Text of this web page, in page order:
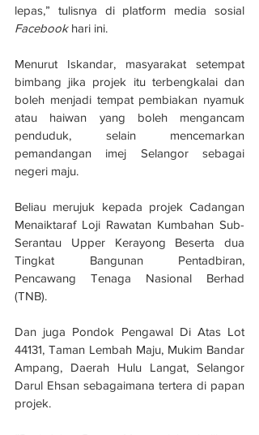
Facebook hari ini.
Menurut Iskandar, masyarakat setempat
bimbang jika projek itu terbengkalai dan
boleh menjadi tempat pembiakan nyamuk
atau haiwan yang boleh mengancam
penduduk, selain mencemarkan
pemandangan imej Selangor sebagai
negeri maju.
Beliau merujuk kepada projek Cadangan
Menaiktaraf Loji Rawatan Kumbahan Sub-
Serantau Upper Kerayong Beserta dua
Tingkat Bangunan Pentadbiran,
Pencawang Tenaga Nasional Berhad
(TNB).
Dan juga Pondok Pengawal Di Atas Lot
44131, Taman Lembah Maju, Mukim Bandar
Ampang, Daerah Hulu Langat, Selangor
Darul Ehsan sebagaimana tertera di papan
projek.